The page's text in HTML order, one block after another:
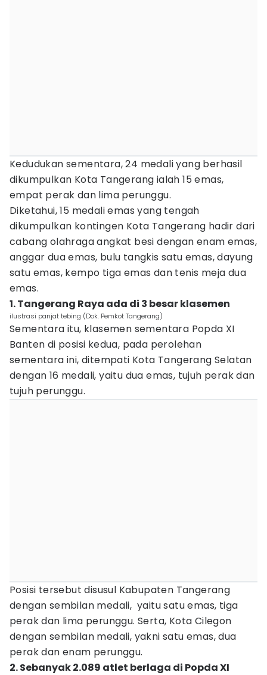
Kedudukan sementara, 24 medali yang berhasil
dikumpulkan Kota Tangerang ialah 15 emas,
empat perak dan lima perunggu.
Diketahui, 15 medali emas yang tengah
dikumpulkan kontingen Kota Tangerang hadir dari
cabang olahraga angkat besi dengan enam emas,
anggar dua emas, bulu tangkis satu emas, dayung
satu emas, kempo tiga emas dan tenis meja dua
emas.
1. Tangerang Raya ada di 3 besar klasemen
ilustrasi panjat tebing (Dok. Pemkot Tangerang)
Sementara itu, klasemen sementara Popda XI
Banten di posisi kedua, pada perolehan
sementara ini, ditempati Kota Tangerang Selatan
dengan 16 medali, yaitu dua emas, tujuh perak dan
tujuh perunggu.
Posisi tersebut disusul Kabupaten Tangerang
dengan sembilan medali, yaitu satu emas, tiga
perak dan lima perunggu. Serta, Kota Cilegon
dengan sembilan medali, yakni satu emas, dua
perak dan enam perunggu.
2. Sebanyak 2.089 atlet berlaga di Popda XI